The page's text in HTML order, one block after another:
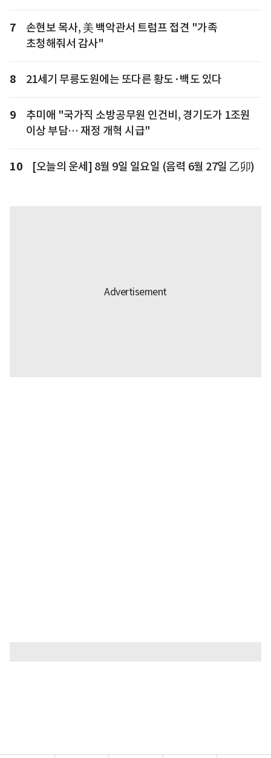
7
손현보 목사, 美 백악관서 트럼프 접견 "가족
초청해줘서 감사"
8 21세기 무릉도원에는 또다른 황도·백도 있다
9
추미애 "국가직 소방공무원 인건비, 경기도가 1조원
이상 부담… 재정 개혁 시급"
10 [오늘의 운세] 8월 9일 일요일 (음력 6월 27일 乙卯)